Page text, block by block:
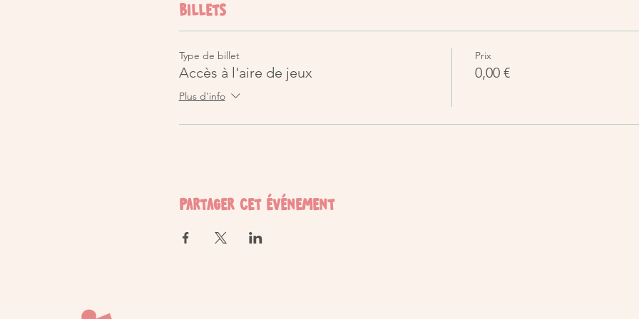
Billets
Type de billet
Accès à l'aire de jeux
Plus d'info
Prix
0,00 €
Partager cet événement